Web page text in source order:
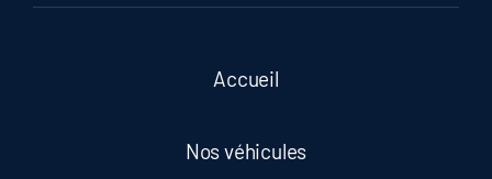
Accueil
Nos véhicules